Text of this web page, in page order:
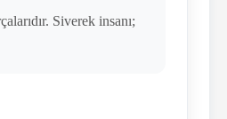
Siverek insanı;